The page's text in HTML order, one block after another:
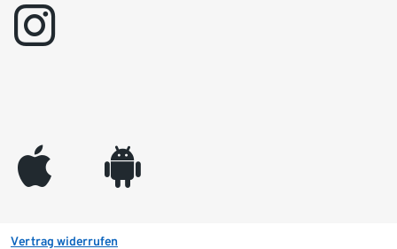
instagram
appleinc android
Vertrag widerrufen